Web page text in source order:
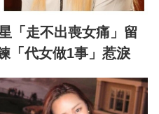
「走不出喪女痛」留
「代女做1事」惹淚